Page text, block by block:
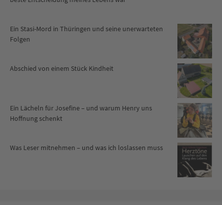
Ein Stasi-Mord in Thüringen und seine unerwarteten
Folgen
Abschied von einem Stück Kindheit
Ein Lächeln für Josefine – und warum Henry uns
Hoffnung schenkt
Was Leser mitnehmen – und was ich loslassen muss